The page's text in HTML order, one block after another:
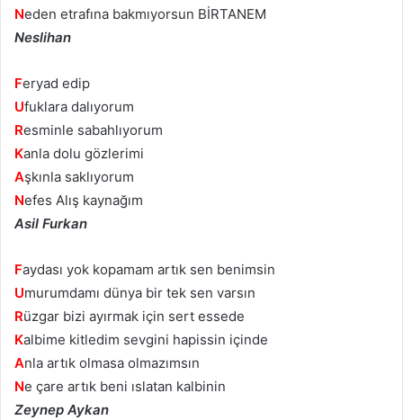
Neden etrafına bakmıyorsun BİRTANEM
Neslihan
Feryad edip
Ufuklara dalıyorum
Resminle sabahlıyorum
Kanla dolu gözlerimi
Aşkınla saklıyorum
Nefes Alış kaynağım
Asil Furkan
Faydası yok kopamam artık sen benimsin
Umurumdamı dünya bir tek sen varsın
Rüzgar bizi ayırmak için sert essede
Kalbime kitledim sevgini hapissin içinde
Anla artık olmasa olmazımsın
Ne çare artık beni ıslatan kalbinin
Zeynep Aykan